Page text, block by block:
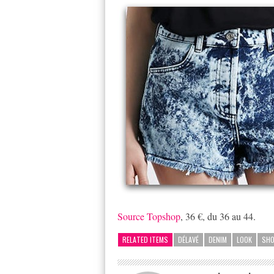
Source Topshop, 36 €, du 36 au 44.
RELATED ITEMS DÉLAVÉ DENIM LOOK